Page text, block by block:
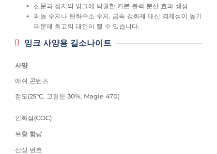
신문과 잡지의 잉크에 탁월한 카본 블랙 분산 효과 생성
페놀 수지나 탄화수소 수지, 금속 강화제 대신 경제성이 높기
때문에 최고의 대안이 될 수 있습니다.
잉크 사양용 길소나이트
사양
애쉬 콘텐츠
점도(25°C, 고형분 30%, Magie 470)
인화점(COC)
유황 함량
산성 번호